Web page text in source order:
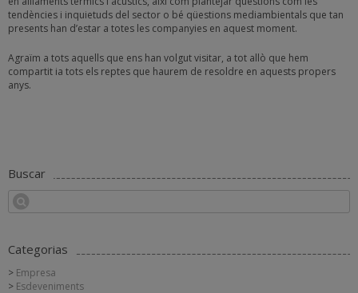
tendències i inquietuds del sector o bé qüestions mediambientals que tan
presents han d’estar a totes les companyies en aquest moment.
Agraïm a tots aquells que ens han volgut visitar, a tot allò que hem
compartit ia tots els reptes que haurem de resoldre en aquests propers
anys.
Buscar
Categorias
Empresa
Esdeveniments